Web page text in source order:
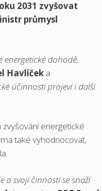
2031 zvyšovat
průmysl
energetické dohodě,
Havlíčeka
účinnosti projeví i další
energetické
také vyhodnocovat,
a svojí činností se snaží